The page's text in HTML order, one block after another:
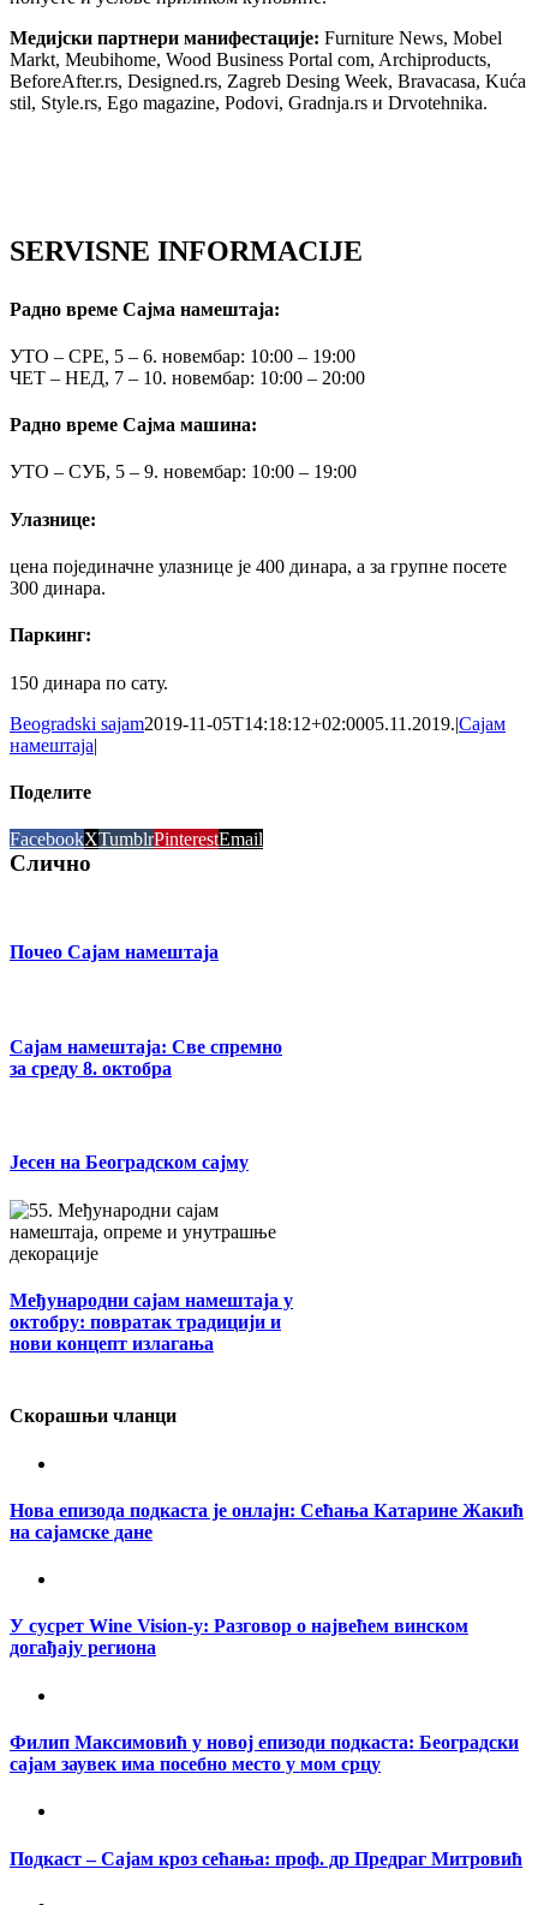
Медијски партнери манифестације: Furniture News, Mobel
Markt, Meubihome, Wood Business Portal com, Archiproducts,
BeforeAfter.rs, Designed.rs, Zagreb Desing Week, Bravacasa, Kuća
stil, Style.rs, Ego magazine, Podovi, Gradnja.rs и Drvotehnika.
SERVISNE INFORMACIJE
Радно време Сајма намештаја:
УТО – СРЕ, 5 – 6. новембар: 10:00 – 19:00
ЧЕТ – НЕД, 7 – 10. новембар: 10:00 – 20:00
Радно време Сајма машина:
УТО – СУБ, 5 – 9. новембар: 10:00 – 19:00
Улазнице:
цена појединачне улазнице је 400 динара, а за групне посете
300 динара.
Паркинг:
150 динара по сату.
Beogradski sajam2019-11-05T14:18:12+02:0005.11.2019.|Сајам
намештаја|
Поделите
FacebookXTumblrPinterestEmail
Слично
Почео Сајам намештаја
Сајам намештаја: Све спремно
за среду 8. октобра
Јесен на Београдском сајму
Међународни сајам намештаја у
октобру: повратак традицији и
нови концепт излагања
Скорашњи чланци
Нова епизода подкаста је онлајн: Сећања Катарине Жакић
на сајамске дане
У сусрет Wine Vision-у: Разговор о највећем винском
догађају региона
Филип Максимовић у новој епизоди подкаста: Београдски
сајам заувек има посебно место у мом срцу
Подкаст – Сајам кроз сећања: проф. др Предраг Митровић